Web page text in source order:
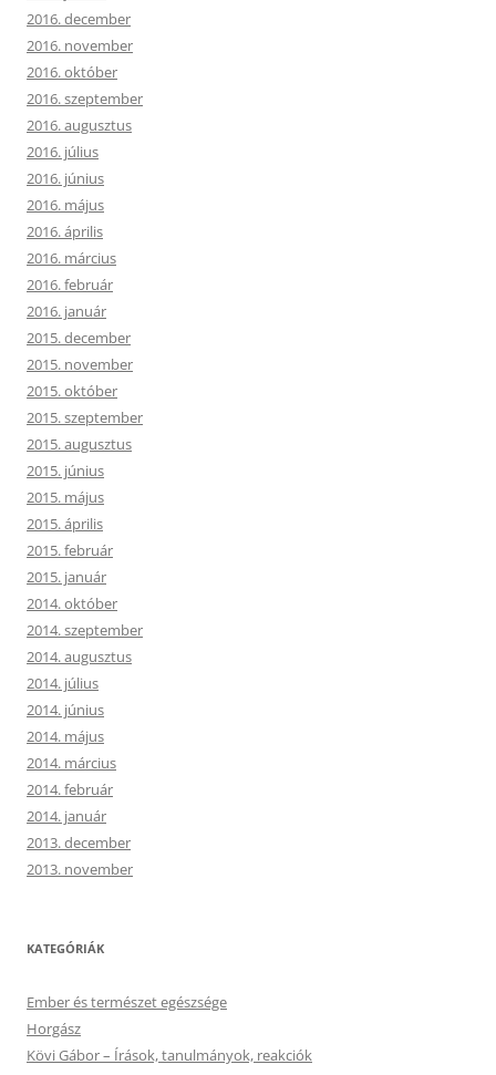
2016. december
2016. november
2016. október
2016. szeptember
2016. augusztus
2016. július
2016. június
2016. május
2016. április
2016. március
2016. február
2016. január
2015. december
2015. november
2015. október
2015. szeptember
2015. augusztus
2015. június
2015. május
2015. április
2015. február
2015. január
2014. október
2014. szeptember
2014. augusztus
2014. július
2014. június
2014. május
2014. március
2014. február
2014. január
2013. december
2013. november
KATEGÓRIÁK
Ember és természet egészsége
Horgász
Kövi Gábor – Írások, tanulmányok, reakciók